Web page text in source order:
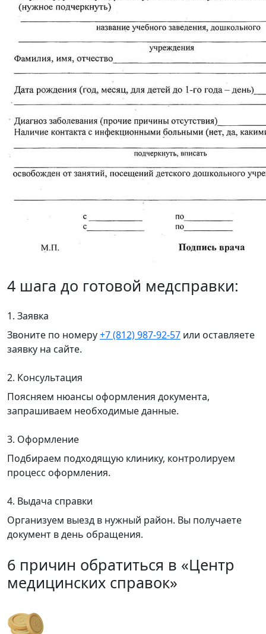
4 шага до готовой медсправки:
1. Заявка
Звоните по номеру+7 (812) 987-92-57 или оставляете
заявку на сайте.
2. Консультация
Поясняем нюансы оформления документа,
запрашиваем необходимые данные.
3. Оформление
Подбираем подходящую клинику, контролируем
процесс оформления.
4. Выдача справки
Организуем выезд в нужный район. Вы получаете
документ в день обращения.
6 причин обратиться в «Центр
медицинских справок»